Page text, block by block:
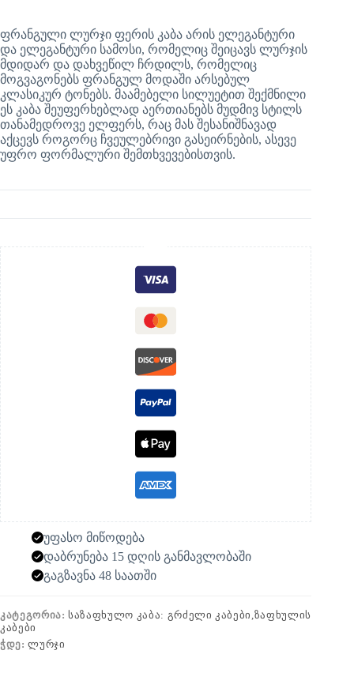
ფრანგული ლურჯი ფერის კაბა არის ელეგანტური
და ელეგანტური სამოსი, რომელიც შეიცავს ლურჯის
მდიდარ და დახვეწილ ჩრდილს, რომელიც
მოგვაგონებს ფრანგულ მოდაში არსებულ
კლასიკურ ტონებს. მაამებელი სილუეტით შექმნილი
ეს კაბა შეუფერხებლად აერთიანებს მუდმივ სტილს
თანამედროვე ელფერს, რაც მას შესანიშნავად
აქცევს როგორც ჩვეულებრივი გასეირნების, ასევე
უფრო ფორმალური შემთხვევებისთვის.
უფასო მიწოდება
დაბრუნება 15 დღის განმავლობაში
გაგზავნა 48 საათში
ᲙᲐᲢᲔᲒᲝᲠᲘᲐ:ᲡᲐᲖᲐᲤᲮᲣᲚᲝ ᲙᲐᲑᲐ: ᲒᲠᲫᲔᲚᲘ ᲙᲐᲑᲔᲑᲘ,ᲖᲐᲤᲮᲣᲚᲘᲡ
ᲙᲐᲑᲔᲑᲘ
ᲭᲓᲔ:ᲚᲣᲠᲯᲘ